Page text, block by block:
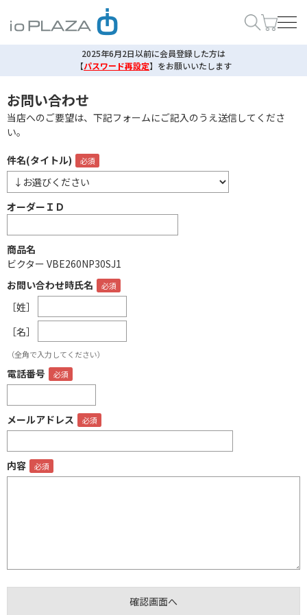
2025年6月2日以前に会員登録した方は
【パスワード再設定】 をお願いいたします
お問い合わせ
当店へのご要望は、下記フォームにご記入のうえ送信してくださ
い。
件名(タイトル)
オーダーＩＤ
商品名
ビクター VBE260NP30SJ1
お問い合わせ時氏名
［姓］
［名］
（全角で入力してください）
電話番号
メールアドレス
内容